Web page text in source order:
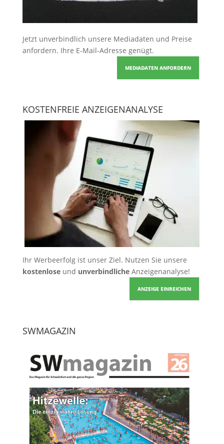
Jetzt unverbindlich unsere Mediadaten und Preise
anfordern. Ihre E-Mail-Adresse genügt.
MEDIADATEN ANFORDERN
KOSTENFREIE ANZEIGENANALYSE
Ihr Werbeerfolg ist unser Ziel. Nutzen Sie unsere
kostenloseund unverbindlicheAnzeigenanalyse!
ANZEIGE EINREICHEN
SWMAGAZIN